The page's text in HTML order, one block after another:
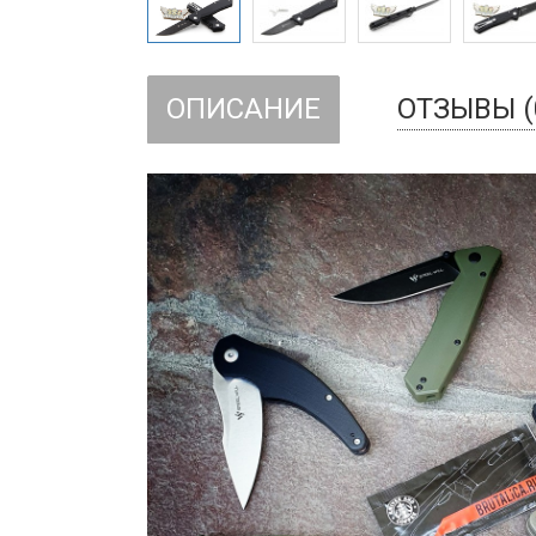
ОПИСАНИЕ ОТЗЫВЫ